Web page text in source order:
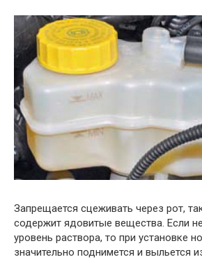
Запрещается сцеживать через рот,
содержит ядовитые вещества. Если
уровень раствора, то при установке
значительно поднимется и выльется